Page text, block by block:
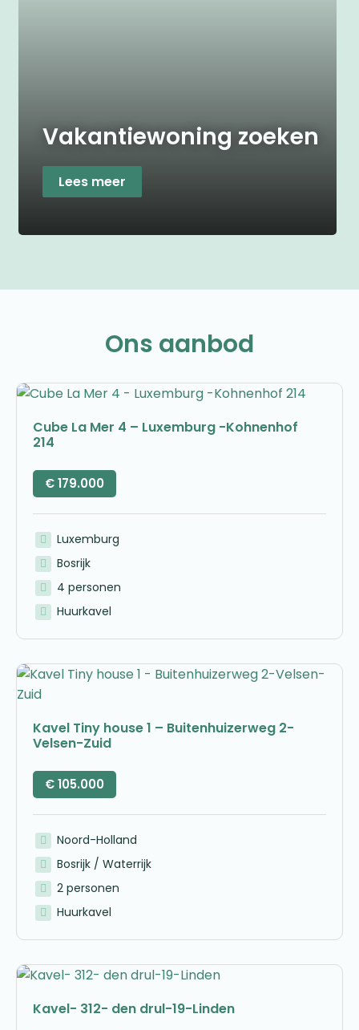
Vakantiewoning zoeken
Lees meer
Ons aanbod
Cube La Mer 4 – Luxemburg -Kohnenhof
214
€179.000
Luxemburg
Bosrijk
4 personen
Huurkavel
Kavel Tiny house 1 – Buitenhuizerweg 2-
Velsen-Zuid
€105.000
Noord-Holland
Bosrijk / Waterrijk
2 personen
Huurkavel
Kavel- 312- den drul-19-Linden